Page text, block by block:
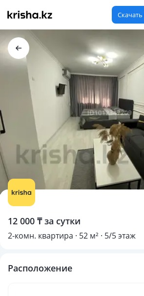
12 000 ₸ за сутки
2-комн. квартира · 52 м² · 5/5 этаж
Расположение